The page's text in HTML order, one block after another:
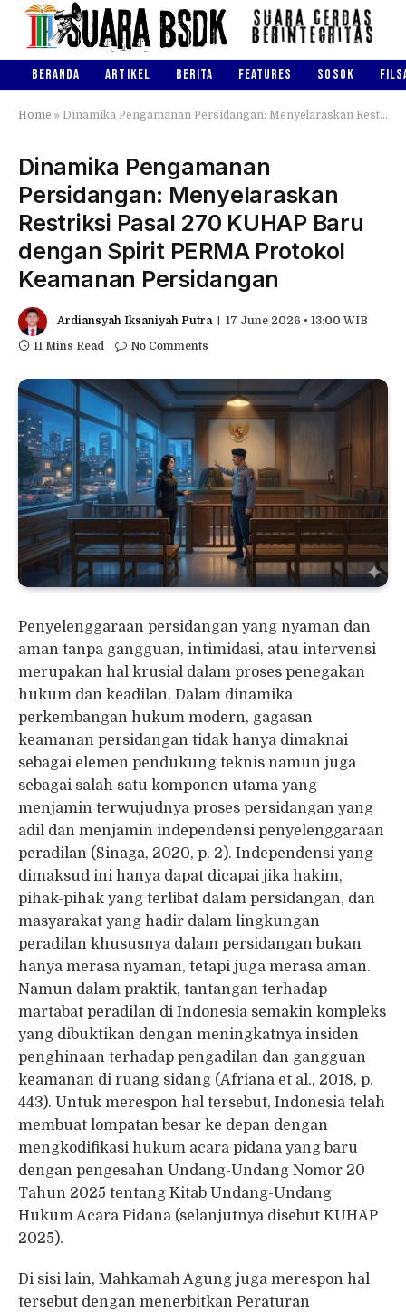
BERANDA ARTIKEL BERITA FEATURES SOSOK
Home » Dinamika Pengamanan Persidangan: Menyelaraskan Restriksi Pasal 270 KUHAP Baru dengan Spirit PERMA Protokol Keamanan Persidangan
Dinamika Pengamanan
Persidangan: Menyelaraskan
Restriksi Pasal 270 KUHAP Baru
dengan Spirit PERMA Protokol
Keamanan Persidangan
Ardiansyah Iksaniyah Putra
17 June 2026 • 13:00 WIB
11 Mins Read
No Comments
Penyelenggaraan persidangan yang nyaman dan
aman tanpa gangguan, intimidasi, atau intervensi
merupakan hal krusial dalam proses penegakan
hukum dan keadilan. Dalam dinamika
perkembangan hukum modern, gagasan
keamanan persidangan tidak hanya dimaknai
sebagai elemen pendukung teknis namun juga
sebagai salah satu komponen utama yang
menjamin terwujudnya proses persidangan yang
adil dan menjamin independensi penyelenggaraan
peradilan (Sinaga, 2020, p. 2). Independensi yang
dimaksud ini hanya dapat dicapai jika hakim,
pihak-pihak yang terlibat dalam persidangan, dan
masyarakat yang hadir dalam lingkungan
peradilan khususnya dalam persidangan bukan
hanya merasa nyaman, tetapi juga merasa aman.
Namun dalam praktik, tantangan terhadap
martabat peradilan di Indonesia semakin kompleks
yang dibuktikan dengan meningkatnya insiden
penghinaan terhadap pengadilan dan gangguan
keamanan di ruang sidang (Afriana et al., 2018, p.
443). Untuk merespon hal tersebut, Indonesia telah
membuat lompatan besar ke depan dengan
mengkodifikasi hukum acara pidana yang baru
dengan pengesahan Undang-Undang Nomor 20
Tahun 2025 tentang Kitab Undang-Undang
Hukum Acara Pidana (selanjutnya disebut KUHAP
2025).
Di sisi lain, Mahkamah Agung juga merespon hal
tersebut dengan menerbitkan Peraturan